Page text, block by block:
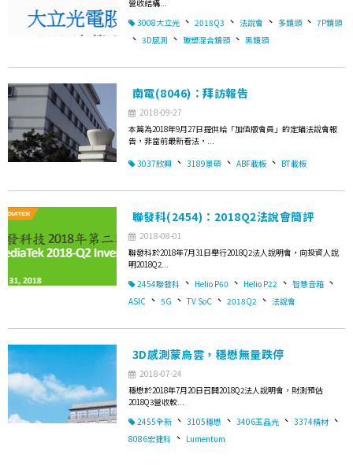
營收結構...
3008大立光 、 2018Q3 、 法說會 、 多鏡頭 、 7P鏡頭
、 3D感測 、 玻塑混合鏡頭 、 黑鏡頭
南電(8046)：拜訪報告
2018-09-27
本篇為2018年9月27日提供給「加值版會員」的定錨法說會報
告，非當前最新看法，...
3037欣興 、 3189景碩 、 ABF載板 、 BT載板
聯發科(2454)：2018Q2法說會簡評
2018-08-01
聯發科於2018年7月31日舉行2018Q2法人說明會，向投資人說
明2018Q2...
2454聯發科 、 Helio P60 、 Helio P22 、 智慧音箱 、
ASIC 、 5G 、 TV SoC 、 2018Q2 、 法說會
3D感測蒙烏雲，穩懋無量跌停
2018-07-24
穩懋於2018年7月20日召開2018Q2法人說明會，財測預估
2018Q3營收較...
2455全新 、 3105穩懋 、 3406玉晶光 、 3374精材 、
8086宏捷科 、 Lumentum